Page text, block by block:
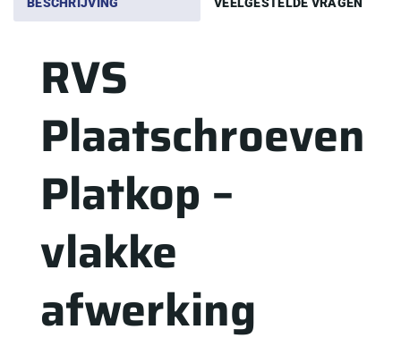
RVS
Plaatschroeven
Platkop –
vlakke
afwerking